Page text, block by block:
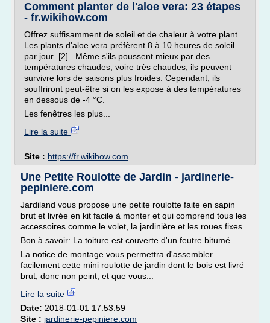
Comment planter de l'aloe vera: 23 étapes
- fr.wikihow.com
Offrez suffisamment de soleil et de chaleur à votre plant.
Les plants d'aloe vera préfèrent 8 à 10 heures de soleil
par jour [2] . Même s'ils poussent mieux par des
températures chaudes, voire très chaudes, ils peuvent
survivre lors de saisons plus froides. Cependant, ils
souffriront peut-être si on les expose à des températures
en dessous de -4 °C.
Les fenêtres les plus...
Lire la suite
Site : https://fr.wikihow.com
Une Petite Roulotte de Jardin - jardinerie-
pepiniere.com
Jardiland vous propose une petite roulotte faite en sapin
brut et livrée en kit facile à monter et qui comprend tous les
accessoires comme le volet, la jardinière et les roues fixes.
Bon à savoir: La toiture est couverte d'un feutre bitumé.
La notice de montage vous permettra d'assembler
facilement cette mini roulotte de jardin dont le bois est livré
brut, donc non peint, et que vous...
Lire la suite
Date: 2018-01-01 17:53:59
Site : jardinerie-pepiniere.com